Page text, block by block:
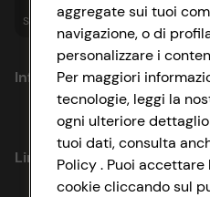
Spesa online Assicurazioni
Informazioni
Privacy Policy
Cookie Policy
Link utili
aggregate sui tuoi
navigazione, o di
personalizzare i
Per maggiori
tecnologie, leggi la
ogni ulteriore
tuoi dati, consulta
Policy . Puoi
cookie cliccando sul